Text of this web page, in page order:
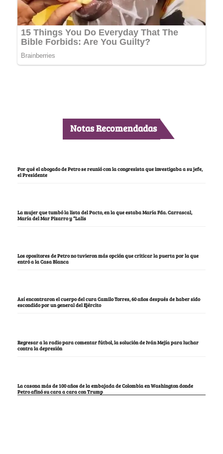
Notas Recomendadas
Por qué el abogado de Petro se reunió con la congresista que investigaba a su jefe,
el Presidente
La mujer que tumbó la lista del Pacto, en la que estaba María Fda. Carrascal,
María del Mar Pizarro y “Lalis
Los opositores de Petro no tuvieron más opción que criticar la puerta por la que
entró a la Casa Blanca
Así encontraron el cuerpo del cura Camilo Torres, 60 años después de haber sido
escondido por un general del Ejército
Regresar a la radio para comentar fútbol, la solución de Iván Mejía para luchar
contra la depresión
La casona más de 100 años de la embajada de Colombia en Washington donde
Petro afinó su cara a cara con Trump